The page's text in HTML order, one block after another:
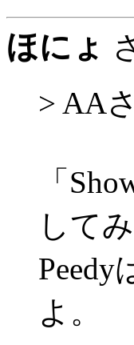
ほにょ
> AA
「
して
よ。